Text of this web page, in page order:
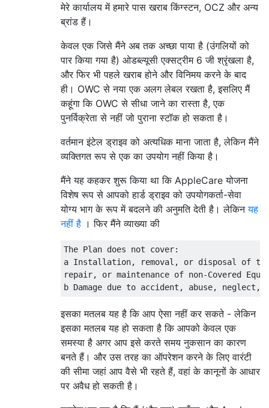
मेरे कार्यालय में हमारे पास खराब किंग्स्टन, OCZ और अन्य
ब्रांड हैं।
केवल एक जिसे मैंने अब तक अच्छा पाया है (उंगलियों को
पार किया गया है) ओडब्ल्यूसी एक्सट्रीम 6 जी श्रृंखला है,
और फिर भी पहले खराब होने और विनिमय करने के बाद
ही। OWC से नया एक अलग लेबल रखता है, इसलिए मैं
कहूंगा कि OWC से सीधा जाने का रास्ता है, एक
पुनर्विक्रेता से नहीं जो पुराना स्टॉक हो सकता है।
वर्तमान इंटेल ड्राइव को अत्यधिक माना जाता है, लेकिन मैंने
व्यक्तिगत रूप से एक का उपयोग नहीं किया है।
मैंने यह कहकर शुरू किया था कि AppleCare योजना
विशेष रूप से आपको हार्ड ड्राइव को उपयोगकर्ता-सेवा
योग्य भाग के रूप में बदलने की अनुमति देती है। लेकिनयह
नहीं है । फिर मैंने व्याख्या की
The Plan does not cover:
a Installation, removal, or disposal of
repair, or maintenance of non-Covered
इसका मतलब यह है कि आप ऐसा नहीं कर सकते - लेकिन
इसका मतलब यह हो सकता है कि आपको केवल एक
समस्या है अगर आप इसे करते समय नुकसान का कारण
बनते हैं। और उस तरह का ऑपरेशन करने के लिए वारंटी
की सीमा जहां आप वैसे भी रहते हैं, वहां के कानूनों के आधार
पर अवैध हो सकती है।